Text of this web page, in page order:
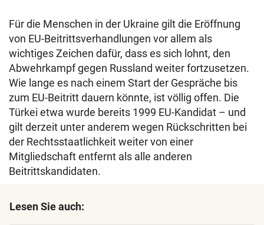
Für die Menschen in der Ukraine gilt die Eröffnung
von EU-Beitrittsverhandlungen vor allem als
wichtiges Zeichen dafür, dass es sich lohnt, den
Abwehrkampf gegen Russland weiter fortzusetzen.
Wie lange es nach einem Start der Gespräche bis
zum EU-Beitritt dauern könnte, ist völlig offen. Die
Türkei etwa wurde bereits 1999 EU-Kandidat – und
gilt derzeit unter anderem wegen Rückschritten bei
der Rechtsstaatlichkeit weiter von einer
Mitgliedschaft entfernt als alle anderen
Beitrittskandidaten.
Lesen Sie auch: